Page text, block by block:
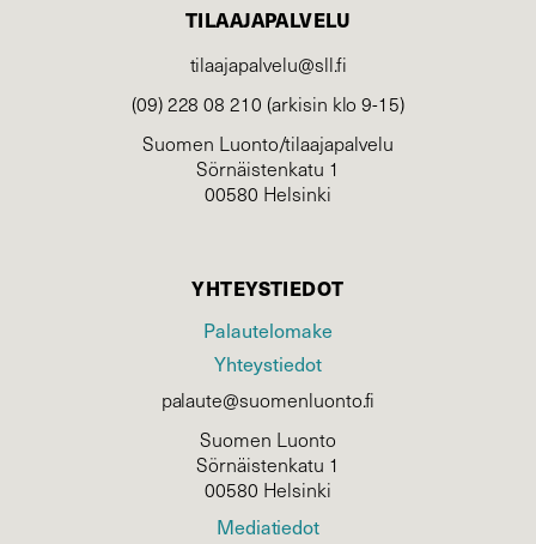
TILAAJAPALVELU
tilaajapalvelu@sll.fi
(09) 228 08 210 (arkisin klo 9-15)
Suomen Luonto/tilaajapalvelu
Sörnäistenkatu 1
00580 Helsinki
YHTEYSTIEDOT
Palautelomake
Yhteystiedot
palaute@suomenluonto.fi
Suomen Luonto
Sörnäistenkatu 1
00580 Helsinki
Mediatiedot